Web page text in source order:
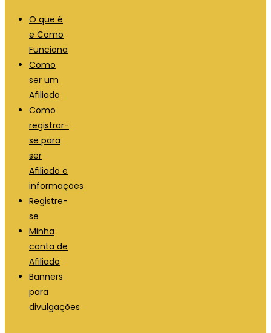
O que é
e Como
Funciona
Como
ser um
Afiliado
Como
registrar-
se para
ser
Afiliado e
informações
Registre-
se
Minha
conta de
Afiliado
Banners
para
divulgações